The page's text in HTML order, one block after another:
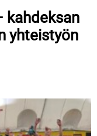
kahdeksan
yhteistyön